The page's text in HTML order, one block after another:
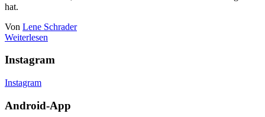
hat.
Von Lene Schrader
Weiterlesen
Instagram
Instagram
Android-App